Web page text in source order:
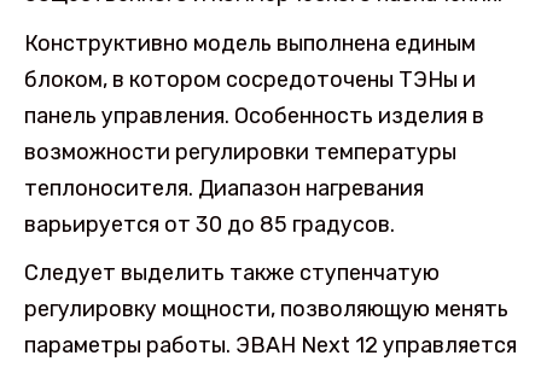
Конструктивно модель выполнена единым
блоком, в котором сосредоточены ТЭНы и
панель управления. Особенность изделия в
возможности регулировки температуры
теплоносителя. Диапазон нагревания
варьируется от 30 до 85 градусов.
Следует выделить также ступенчатую
регулировку мощности, позволяющую менять
параметры работы. ЭВАН Next 12 управляется